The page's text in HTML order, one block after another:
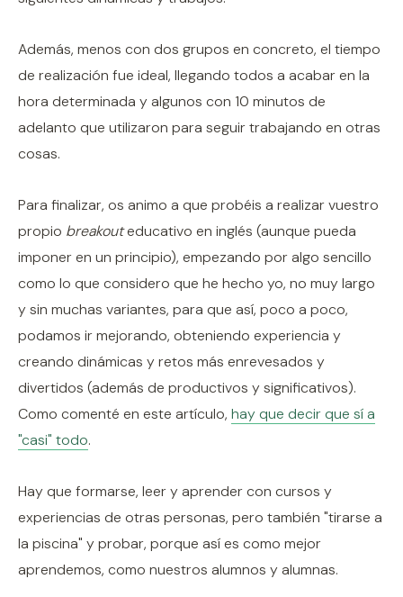
Además, menos con dos grupos en concreto, el tiempo
de realización fue ideal, llegando todos a acabar en la
hora determinada y algunos con 10 minutos de
adelanto que utilizaron para seguir trabajando en otras
cosas.
Para finalizar, os animo a que probéis a realizar vuestro
propio breakouteducativo en inglés (aunque pueda
imponer en un principio), empezando por algo sencillo
como lo que considero que he hecho yo, no muy largo
y sin muchas variantes, para que así, poco a poco,
podamos ir mejorando, obteniendo experiencia y
creando dinámicas y retos más enrevesados y
divertidos (además de productivos y significativos).
Como comenté en este artículo, hay que decir que sí a
"casi" todo.
Hay que formarse, leer y aprender con cursos y
experiencias de otras personas, pero también "tirarse a
la piscina" y probar, porque así es como mejor
aprendemos, como nuestros alumnos y alumnas.